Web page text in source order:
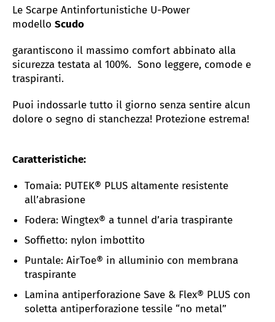
Le Scarpe Antinfortunistiche U-Power
modello Scudo
garantiscono il massimo comfort abbinato alla
sicurezza testata al 100%. Sono leggere, comode e
traspiranti.
Puoi indossarle tutto il giorno senza sentire alcun
dolore o segno di stanchezza! Protezione estrema!
Caratteristiche:
Tomaia: PUTEK® PLUS altamente resistente
all’abrasione
Fodera: Wingtex® a tunnel d’aria traspirante
Soffietto: nylon imbottito
Puntale: AirToe® in alluminio con membrana
traspirante
Lamina antiperforazione Save & Flex® PLUS con
soletta antiperforazione tessile “no metal”